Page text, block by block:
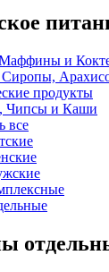
и
продукты
Чипсы и Каши
все